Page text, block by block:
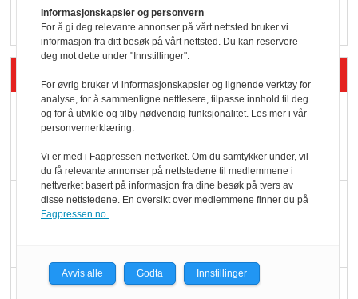
Rema i 2025
Kolonihagens norske
yoghurt: Trues av
melkemangel
Marit Kolby vant
Blir enklere å velge
Informasjonskapsler og personvern
For å gi deg relevante annonser på vårt nettsted bruker vi
informasjon fra ditt besøk på vårt nettsted. Du kan reservere
deg mot dette under "Innstillinger".
For øvrig bruker vi informasjonskapsler og lignende verktøy for
analyse, for å sammenligne nettlesere, tilpasse innhold til deg
og for å utvikle og tilby nødvendig funksjonalitet. Les mer i vår
personvernerklæring.
Vi er med i Fagpressen-nettverket. Om du samtykker under, vil
du få relevante annonser på nettstedene til medlemmene i
nettverket basert på informasjon fra dine besøk på tvers av
disse nettstedene. En oversikt over medlemmene finner du på
Fagpressen.no.
Avvis alle Godta Innstillinger